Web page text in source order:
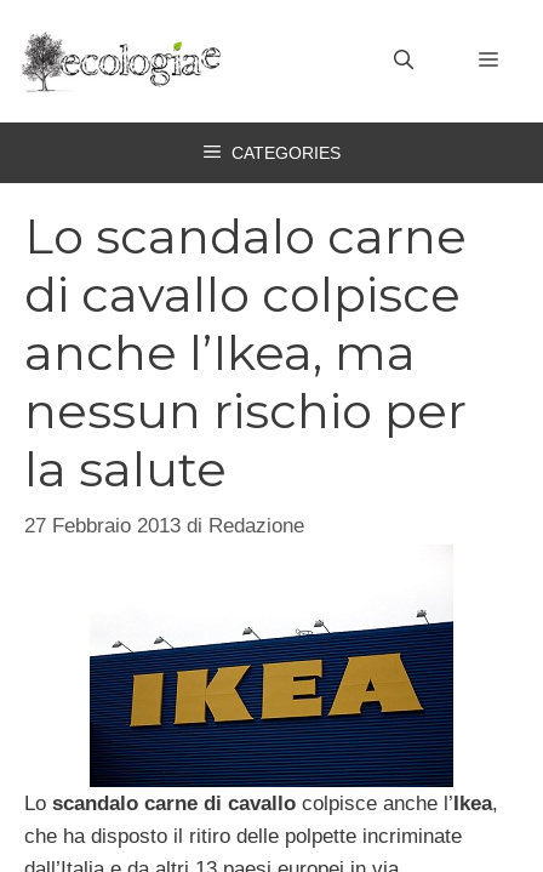
contenuto
CATEGORIES
Lo scandalo carne
di cavallo colpisce
anche l’Ikea, ma
nessun rischio per
la salute
27 Febbraio 2013 di Redazione
Lo scandalo carne di cavallo colpisce anche l’Ikea,
che ha disposto il ritiro delle polpette incriminate